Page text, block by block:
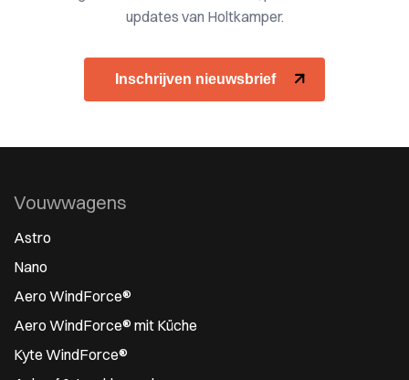
updates van Holtkamper.
Inschrijven nieuwsbrief
Vouwwagens
Astro
Nano
Aero WindForce®
Aero WindForce® mit Küche
Kyte WindForce®